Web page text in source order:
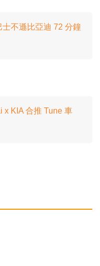
不遜比亞迪 72 分鐘
x KIA 合推 Tune 車